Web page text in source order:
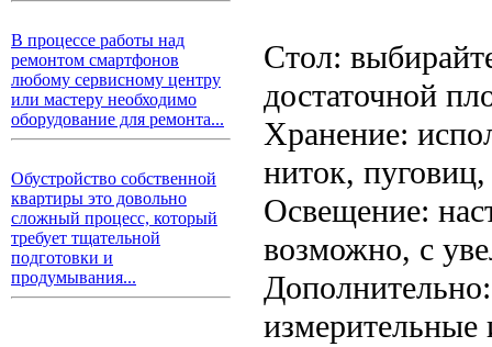
В процессе работы над
ремонтом смартфонов
любому сервисному центру
или мастеру необходимо
оборудование для ремонта...
Обустройство собственной
квартиры это довольно
сложный процесс, который
требует тщательной
подготовки и
продумывания...
Стол:
достаточной
Хранение:
ниток,
Освещение:
возможно, с
измерительные